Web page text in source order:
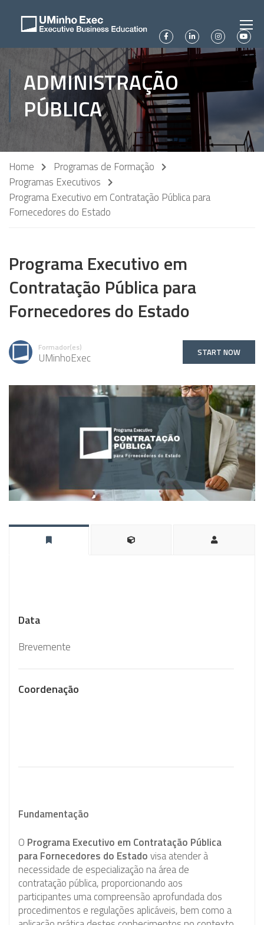
ADMINISTRAÇÃO
PÚBLICA
Home
Programas de Formação
Programas Executivos
Programa Executivo em Contratação Pública para
Fornecedores do Estado
Programa Executivo em
Contratação Pública para
Fornecedores do Estado
Formador(es)
UMinhoExec START NOW
Data
Brevemente
Coordenação
Fundamentação
O Programa Executivo em Contratação Pública
para Fornecedores do Estadovisa atender à
necessidade de especialização na área de
contratação pública, proporcionando aos
participantes uma compreensão aprofundada dos
procedimentos e regulações aplicáveis, bem como a